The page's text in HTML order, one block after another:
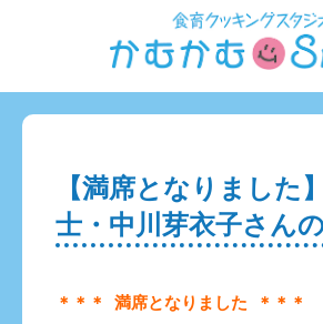
【満席となりました
士・中川芽衣子さん
＊＊＊ 満席となりました ＊＊＊